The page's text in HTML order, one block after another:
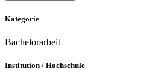
Kategorie
Bachelorarbeit
Institution / Hochschule